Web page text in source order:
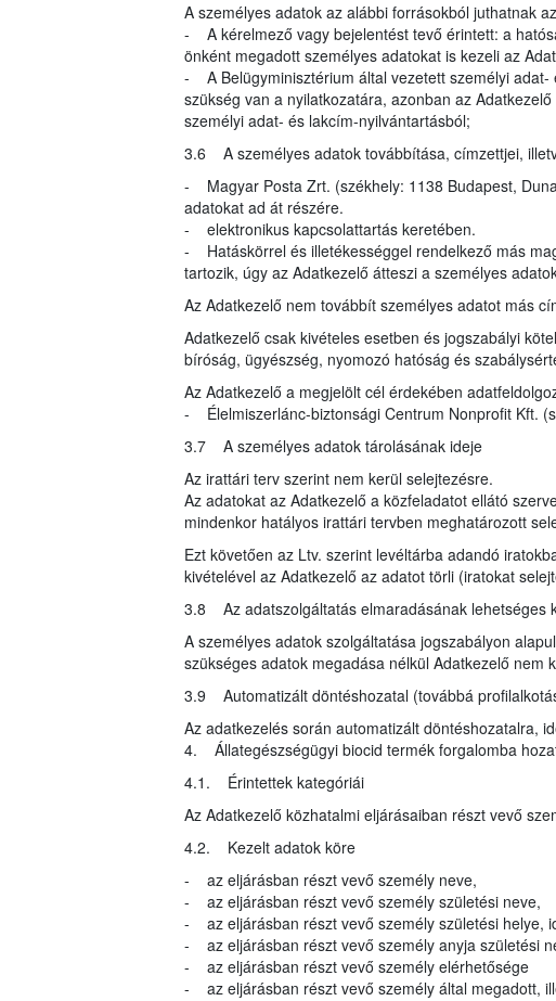
A személyes adatok az alábbi forrásokból juthatnak
- A kérelmező vagy bejelentést tevő érintett: a
önként megadott személyes adatokat is kezeli az
- A Belügyminisztérium által vezetett személyi adat-
szükség van a nyilatkozatára, azonban az
személyi adat- és lakcím-nyilvántartásból;
3.6 A személyes adatok továbbítása, címzettjei,
- Magyar Posta Zrt. (székhely: 1138 Budapest,
adatokat ad át részére.
- elektronikus kapcsolattartás keretében.
- Hatáskörrel és illetékességgel rendelkező más
tartozik, úgy az Adatkezelő átteszi a személyes
Az Adatkezelő nem továbbít személyes adatot más
Adatkezelő csak kivételes esetben és jogszabályi
bíróság, ügyészség, nyomozó hatóság és
Az Adatkezelő a megjelölt cél érdekében
- Élelmiszerlánc-biztonsági Centrum Nonprofit Kft.
3.7 A személyes adatok tárolásának ideje
Az irattári terv szerint nem kerül selejtezésre.
Az adatokat az Adatkezelő a közfeladatot ellátó
mindenkor hatályos irattári tervben meghatározott
Ezt követően az Ltv. szerint levéltárba adandó
kivételével az Adatkezelő az adatot törli (iratokat
3.8 Az adatszolgáltatás elmaradásának lehetséges
A személyes adatok szolgáltatása jogszabályon
szükséges adatok megadása nélkül Adatkezelő
3.9 Automatizált döntéshozatal (továbbá
Az adatkezelés során automatizált döntéshozatalra,
4. Állategészségügyi biocid termék forgalomba
4.1. Érintettek kategóriái
Az Adatkezelő közhatalmi eljárásaiban részt vevő
4.2. Kezelt adatok köre
- az eljárásban részt vevő személy neve,
- az eljárásban részt vevő személy születési neve,
- az eljárásban részt vevő személy születési helye,
- az eljárásban részt vevő személy anyja születési
- az eljárásban részt vevő személy elérhetősége
- az eljárásban részt vevő személy által megadott,